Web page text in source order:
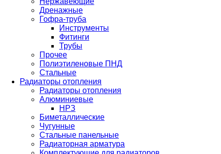
Дренажные
Гофра-труба
Инструменты
Фитинги
Трубы
Прочее
Полиэтиленовые ПНД
Стальные
Радиаторы отопления
Радиаторы отопления
Алюминиевые
НРЗ
Биметаллические
Чугунные
Стальные панельные
Радиаторная арматура